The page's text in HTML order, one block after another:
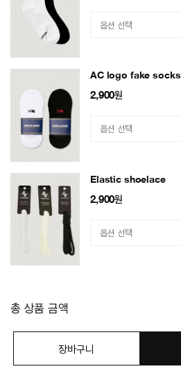
AC logo fake socks
2,900원
Elastic shoelace
2,900원
총 상품 금액
장바구니